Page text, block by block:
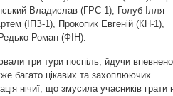
Владислав (ГРС-1), Голуб Ілля
(ІПЗ-1), Прокопик Евгеній (КН-1),
Роман (ФІН).
три тури поспіль, йдучи впевнено
багато цікавих та захоплюючих
нічиї, що змусила учасників грати